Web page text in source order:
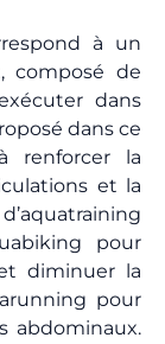
à un
composé de
dans
dans ce
renforcer la
et la
pour
diminuer la
pour
abdominaux.